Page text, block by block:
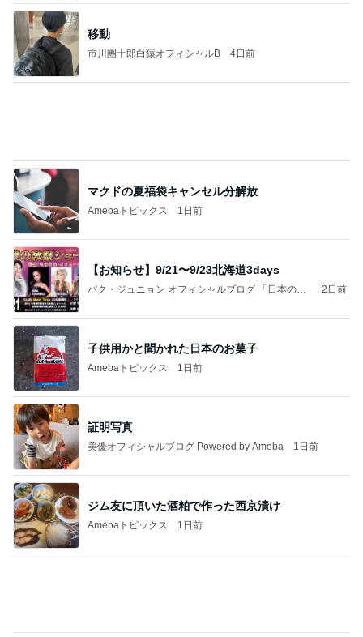
移動
市川團十郎白猿オフィシャルB 4日前
マクドの夏福袋キャンセル分解放
Amebaトピックス 1日前
【お知らせ】9/21〜9/23北海道3days
パク・ジュニョン オフィシャルブログ 「日本の
2日前
子供用かと聞かれた日本のお菓子
Amebaトピックス 1日前
証明写真
美優オフィシャルブログ Powered by Ameba 1日前
ジム友に頂いた酒粕で作った西京漬け
Amebaトピックス 1日前